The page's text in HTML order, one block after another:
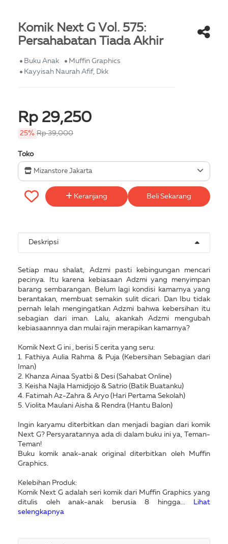
Komik Next G Vol. 575:
Persahabatan Tiada Akhir
Buku Anak
Muffin Graphics
Kayyisah Naurah Afif, Dkk
Rp 29,250
25% Rp 39,000
Toko
Mizanstore Jakarta
Keranjang Beli Sekarang
Deskripsi
Setiap mau shalat, Adzmi pasti kebingungan mencari
pecinya. Itu karena kebiasaan Adzmi yang menyimpan
barang sembarangan. Belum lagi kondisi kamarnya yang
berantakan, membuat semakin sulit dicari. Dan Ibu tidak
pernah lelah mengingatkan Adzmi bahwa kebersihan itu
sebagian dari iman. Lalu, akankah Adzmi mengubah
kebiasaannnya dan mulai rajin merapikan kamarnya?
Komik Next G ini , berisi 5 cerita yang seru:
1. Fathiya Aulia Rahma & Puja (Kebersihan Sebagian dari
Iman)
2. Khanza Ainaa Syatbi & Desi (Sahabat Online)
3. Keisha Najla Hamidjojo & Satrio (Batik Buatanku)
4. Fatimah Az-Zahra & Aryo (Hari Pertama Sekolah)
5. Violita Maulani Aisha & Rendra (Hantu Balon)
Ingin karyamu diterbitkan dan menjadi bagian dari komik
Next G? Persyaratannya ada di dalam buku ini ya, Teman-
Teman!
Buku komik anak-anak original diterbitkan oleh Muffin
Graphics.
Kelebihan Produk:
Komik Next G adalah seri komik dari Muffin Graphics yang
ditulis oleh anak-anak berusia 8 hingga...
Lihat
selengkapnya